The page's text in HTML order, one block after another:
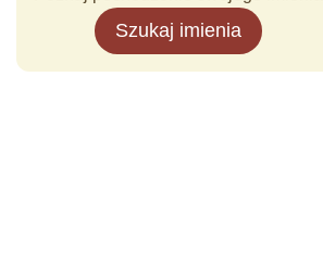
Szukaj imienia